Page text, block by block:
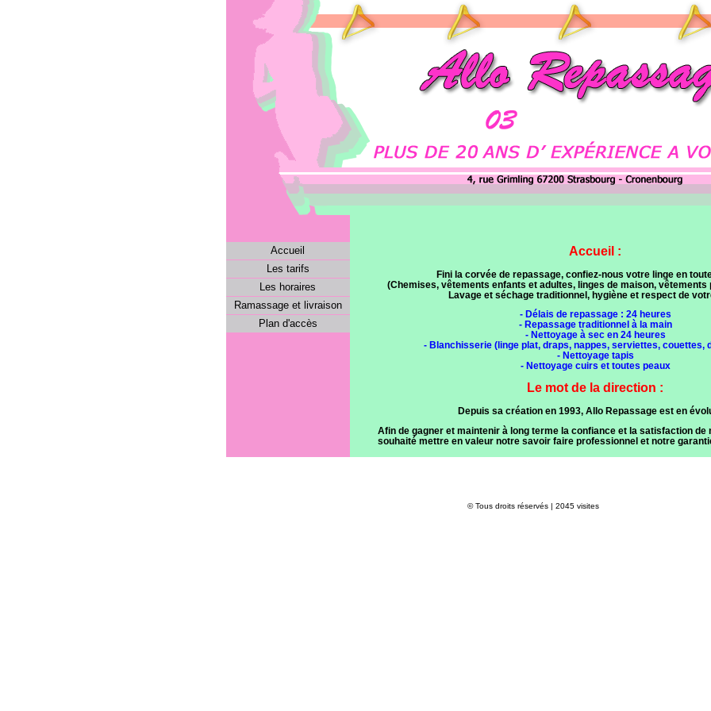
Accueil
Les tarifs
Les horaires
Ramassage et livraison
Plan d'accès
Accueil :
Fini la corvée de repassage, confiez-nous votre linge en
(Chemises, vêtements enfants et adultes, linges de maison, vêtements
Lavage et séchage traditionnel, hygiène et respect de
- Délais de repassage : 24 heures
- Repassage traditionnel à la main
- Nettoyage à sec en 24 heures
- Blanchisserie (linge plat, draps, nappes, serviettes, couettes,
- Nettoyage tapis
- Nettoyage cuirs et toutes peaux
Le mot de la direction :
Depuis sa création en 1993, Allo Repassage est en
Afin de gagner et maintenir à long terme la confiance et la satisfaction de
souhaité mettre en valeur notre savoir faire professionnel et notre
© Tous droits réservés | 2045 visites